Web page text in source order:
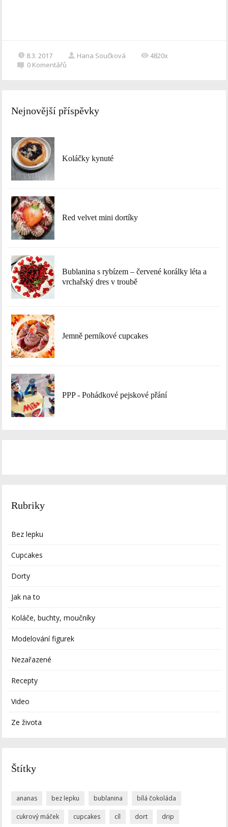
8.3. 2017 Hana Součková
4820x
0 Komentářů
Nejnovější příspěvky
Koláčky kynuté
Red velvet mini dortíky
Bublanina s rybízem – červené korálky léta a
vrchařský dres v troubě
Jemně perníkové cupcakes
PPP - Pohádkové pejskové přání
Rubriky
Bez lepku
Cupcakes
Dorty
Jak na to
Koláče, buchty, moučníky
Modelování figurek
Nezařazené
Recepty
Video
Ze života
Štítky
ananas bez lepku bublanina bílá čokoláda
cukrový máček cupcakes cíl dort drip